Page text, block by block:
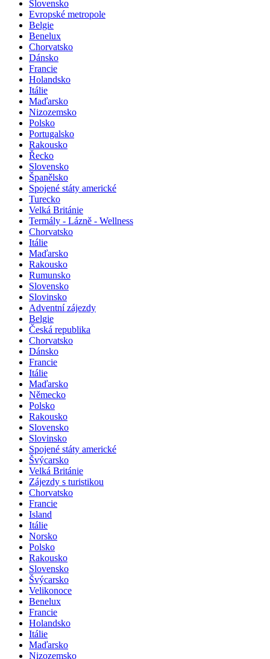
Slovensko
Evropské metropole
Belgie
Benelux
Chorvatsko
Dánsko
Francie
Holandsko
Itálie
Maďarsko
Nizozemsko
Polsko
Portugalsko
Rakousko
Řecko
Slovensko
Španělsko
Spojené státy americké
Turecko
Velká Británie
Termály - Lázně - Wellness
Chorvatsko
Itálie
Maďarsko
Rakousko
Rumunsko
Slovensko
Slovinsko
Adventní zájezdy
Belgie
Česká republika
Chorvatsko
Dánsko
Francie
Itálie
Maďarsko
Německo
Polsko
Rakousko
Slovensko
Slovinsko
Spojené státy americké
Švýcarsko
Velká Británie
Zájezdy s turistikou
Chorvatsko
Francie
Island
Itálie
Norsko
Polsko
Rakousko
Slovensko
Švýcarsko
Velikonoce
Benelux
Francie
Holandsko
Itálie
Maďarsko
Nizozemsko